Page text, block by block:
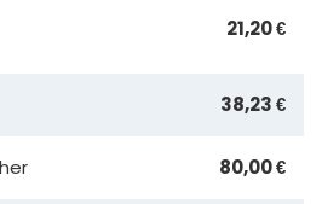
21,20 €
38,23 €
80,00 €